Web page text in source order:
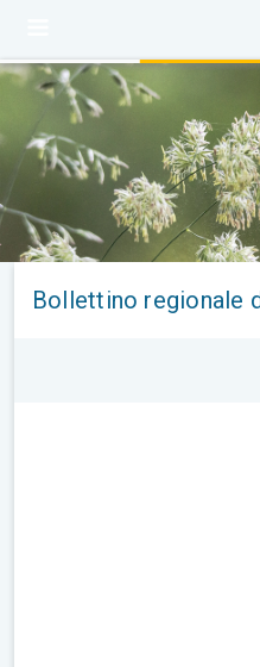
Bollettino regionale